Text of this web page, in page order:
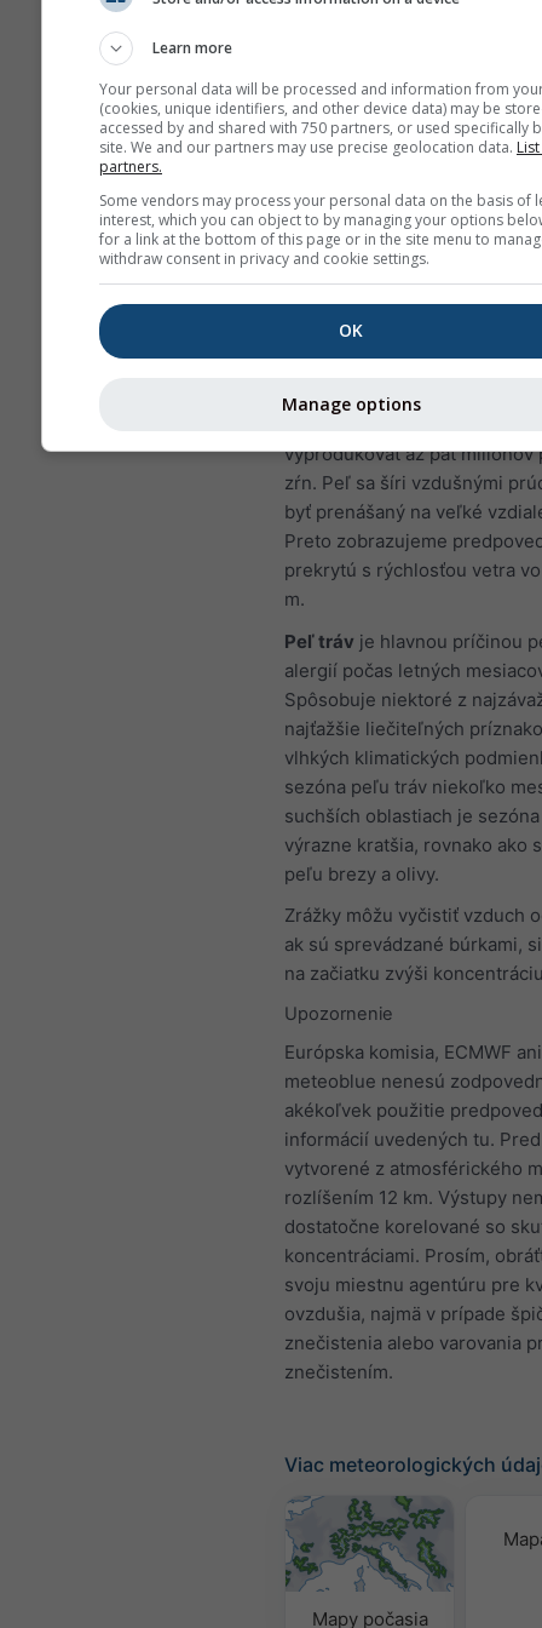
znižovať imunitu voči
sipot, kašeľ,
chrípka a bronchitída
ovzdušia štvrtý panel, ktorý
predpoveď peľu pre Moskva.
Peľ brezypatrí k
vzdušným alergénom počas
prípadne neskôr v roku vo
zemepisných šírkach. Keď
uvoľňujú drobné zrnká peľu,
vyprodukovať až päť miliónov
zŕn. Peľ sa šíri vzdušnými
byť prenášaný na veľké
Preto zobrazujeme
prekrytú s rýchlosťou vetra
m.
Peľ tráv je hlavnou príčinou
alergií počas letných
Spôsobuje niektoré z
najťažšie liečiteľných
vlhkých klimatických
sezóna peľu tráv niekoľko
suchších oblastiach je
výrazne kratšia, rovnako ako
peľu brezy a olivy.
Zrážky môžu vyčistiť vzduch
ak sú sprevádzané búrkami,
na začiatku zvýši
Upozornenie
Európska komisia, ECMWF ani
meteoblue nenesú
akékoľvek použitie
informácií uvedených tu.
vytvorené z atmosférického
rozlíšením 12 km. Výstupy
dostatočne korelované so
koncentráciami. Prosím,
svoju miestnu agentúru pre
ovzdušia, najmä v prípade
znečistenia alebo varovania
znečistením.
Viac meteorologických
Mapy počasia
Learn more
Your personal data will be processed and information from
(cookies, unique identifiers, and other device data) may be
accessed by and shared with 750 partners, or used specifically
site. We and our partners may use precise geolocation data.
partners.
Some vendors may process your personal data on the basis of
interest, which you can object to by managing your options
for a link at the bottom of this page or in the site menu to
withdraw consent in privacy and cookie settings.
OK
Manage options